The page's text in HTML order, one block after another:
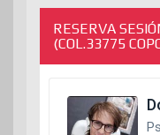
RESERVA
(COL.33775